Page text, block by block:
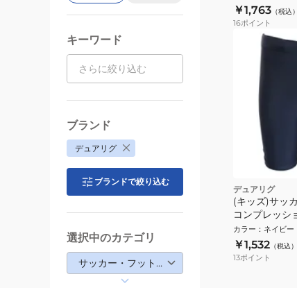
￥1,763 （税込）
16ポイント
デュアリグ
(キッズ)サッ
コンプレッシ
3S0012-
カラー ： ネイビー
￥1,532 （税込）
13ポイント
キーワード
ブランド
デュアリグ
ブランドで絞り込む
選択中のカテゴリ
サッカー・フットサル